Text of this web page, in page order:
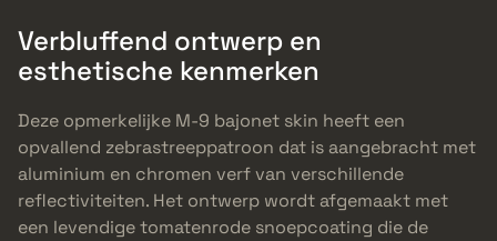
Verbluffend ontwerp en
esthetische kenmerken
Deze opmerkelijke M-9 bajonet skin heeft een
opvallend zebrastreeppatroon dat is aangebracht met
aluminium en chromen verf van verschillende
reflectiviteiten. Het ontwerp wordt afgemaakt met
een levendige tomatenrode snoepcoating die de